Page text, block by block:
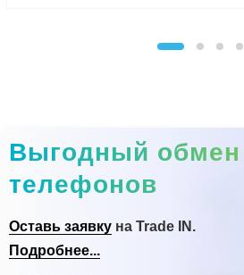
Выгодный обмен
телефонов
Оставь заявку на Trade IN.
Подробнее...